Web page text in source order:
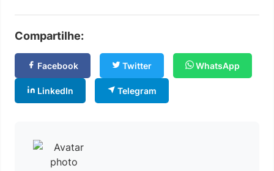
Compartilhe:
Facebook Twitter WhatsApp
LinkedIn Telegram